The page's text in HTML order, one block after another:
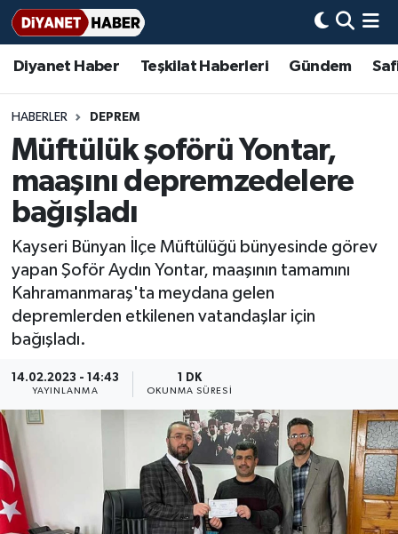
Diyanet Haber Teşkilat Haberleri Gündem
HABERLER DEPREM
Müftülük şoförü Yontar,
maaşını depremzedelere
bağışladı
Kayseri Bünyan İlçe Müftülüğü bünyesinde görev
yapan Şoför Aydın Yontar, maaşının tamamını
Kahramanmaraş'ta meydana gelen
depremlerden etkilenen vatandaşlar için
bağışladı.
14.02.2023 - 14:43
YAYINLANMA
1 DK
OKUNMA SÜRESI
Diyanet Haber
Teşkilat Haberleri
Adana Müftülüğü
Adıyaman Müftülüğü
Afyonkarahisar Müftülüğü
Ağrı Müftülüğü
Aksaray Müftülüğü
Amasya Müftülüğü
Ankara Müftülüğü
Antalya Müftülüğü
Ardahan Müftülüğü
Artvin Müftülüğü
Aydın Müftülüğü
Gündem
#Keşfet
Bir Ayet
Bir Hikaye
Biyografiler
Dini kavramlar
Diyanet Bilgi
Diyanet Takvimi
Dualar
Hadislerle İslam
Mukabele
Basında Bugün
DİYANET eKİTAP
Diyanet Dergi
Aile Dergisi
Aylık Dergi
TDV
DİYANET AKADEMİ
DİYANET GENÇLİK
İmam Hatip Okulları
Başmakale
Hadis-i Şerifler
Hayat Okumaları
Nöbetçi Eczaneler
Hava Durumu
Ankara Namaz Vakitleri
Trafik Durumu
Süper Lig Puan Durumu ve Fikstür
Tüm Manşetler
Son Dakika Haberleri
Haber Arşivi